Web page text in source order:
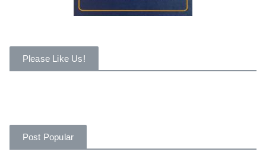
Please Like Us!
Post Popular